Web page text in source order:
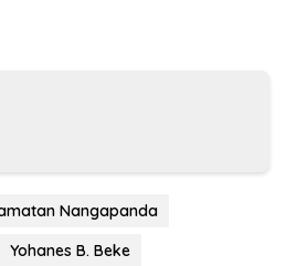
Nangapanda
Yohanes B. Beke